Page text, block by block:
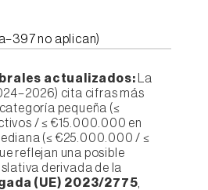
no aplican)
actualizados: La
cita cifras más
pequeña (≤
/ ≤ €15.000.000 en
(≤ €25.000.000 / ≤
reflejan una posible
derivada de la
(UE) 2023/2775